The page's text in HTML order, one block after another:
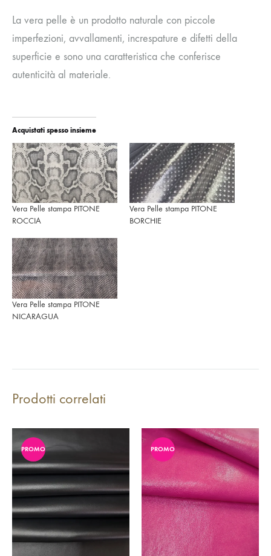
La vera pelle è un prodotto naturale con piccole
imperfezioni, avvallamenti, increspature e difetti della
superficie e sono una caratteristica che conferisce
autenticità al materiale.
Acquistati spesso insieme
Vera Pelle stampa PITONE
ROCCIA
Vera Pelle stampa PITONE
BORCHIE
Vera Pelle stampa PITONE
NICARAGUA
Prodotti correlati
PROMO PROMO